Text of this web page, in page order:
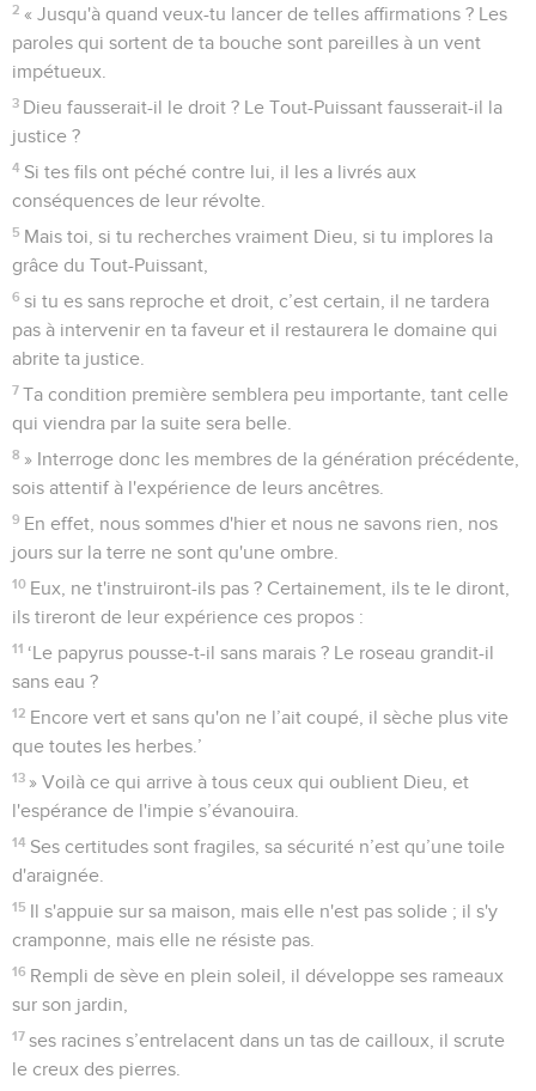
2 « Jusqu'à quand veux-tu lancer de telles affirmations ? Les
paroles qui sortent de ta bouche sont pareilles à un vent
impétueux.
3 Dieu fausserait-il le droit ? Le Tout-Puissant fausserait-il la
justice ?
4 Si tes fils ont péché contre lui, il les a livrés aux
conséquences de leur révolte.
5 Mais toi, si tu recherches vraiment Dieu, si tu implores la
grâce du Tout-Puissant,
6 si tu es sans reproche et droit, c’est certain, il ne tardera
pas à intervenir en ta faveur et il restaurera le domaine qui
abrite ta justice.
7 Ta condition première semblera peu importante, tant celle
qui viendra par la suite sera belle.
8 » Interroge donc les membres de la génération précédente,
sois attentif à l'expérience de leurs ancêtres.
9 En effet, nous sommes d'hier et nous ne savons rien, nos
jours sur la terre ne sont qu'une ombre.
10 Eux, ne t'instruiront-ils pas ? Certainement, ils te le diront,
ils tireront de leur expérience ces propos :
11 ‘Le papyrus pousse-t-il sans marais ? Le roseau grandit-il
sans eau ?
12 Encore vert et sans qu'on ne l’ait coupé, il sèche plus vite
que toutes les herbes.’
13 » Voilà ce qui arrive à tous ceux qui oublient Dieu, et
l'espérance de l'impie s’évanouira.
14 Ses certitudes sont fragiles, sa sécurité n’est qu’une toile
d'araignée.
15 Il s'appuie sur sa maison, mais elle n'est pas solide ; il s'y
cramponne, mais elle ne résiste pas.
16 Rempli de sève en plein soleil, il développe ses rameaux
sur son jardin,
17 ses racines s’entrelacent dans un tas de cailloux, il scrute
le creux des pierres.